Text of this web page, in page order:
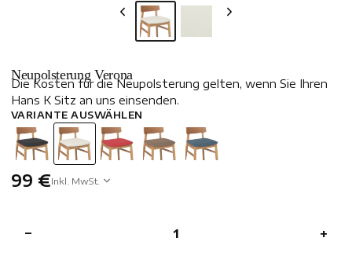
Neupolsterung Verona
Die Kosten für die Neupolsterung gelten, wenn Sie Ihren
Hans K Sitz an uns einsenden.
VARIANTE AUSWÄHLEN
99 €Inkl. MwSt.
− +